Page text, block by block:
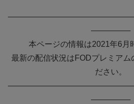
—————
本ページの情報は2021年6月
最新の配信状況はFODプレミアム
ださい。
—————